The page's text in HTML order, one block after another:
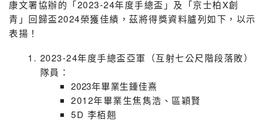
康文署協辦的「2023-24年度手總盃」及「京士柏X創
青」回歸盃2024榮獲佳績，茲將得獎資料臚列如下，以示
表揚！
2023-24年度手總盃亞軍（互射七公尺階段落敗）
隊員：
2023年畢業生鍾佳熹
2012年畢業生焦雋浩、區穎賢
5D 李栢翹